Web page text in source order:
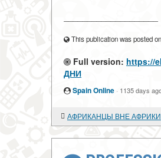
This publication was posted
Full version: https://
ДНИ
Spain Online · 1135 days
АФРИКАНЦЫ ВНЕ АФРИКИ